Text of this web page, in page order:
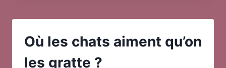
Où les chats aiment qu’on
les gratte ?